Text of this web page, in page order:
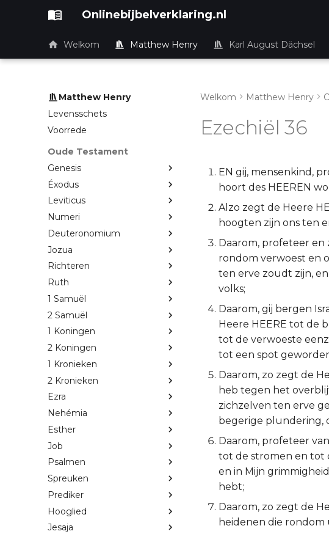
Onlinebijbelverklaring.nl
Welkom Matthew Henry Karl August Dächsel
Matthew Henry
Levensschets
Voorrede
Oude Testament
Genesis
Éxodus
Leviticus
Numeri
Deuteronomium
Jozua
Richteren
Ruth
1 Samuël
2 Samuël
1 Koningen
2 Koningen
1 Kronieken
2 Kronieken
Ezra
Nehémia
Esther
Job
Psalmen
Spreuken
Prediker
Hooglied
Jesaja
Welkom Matthew Henry
Ezechiël 36
EN gij, mensenkind,
hoort des HEEREN
Alzo zegt de Heere
hoogten zijn ons ten
Daarom, profeteer en
rondom verwoest en
ten erve zoudt zijn,
volks;
Daarom, gij bergen
Heere HEERE tot de
tot de verwoeste
tot een spot
Daarom, zo zegt de
heb tegen het
zichzelven ten erve
begerige plundering,
Daarom, profeteer
tot de stromen en tot
en in Mijn
hebt;
Daarom, zo zegt de
heidenen die rondom